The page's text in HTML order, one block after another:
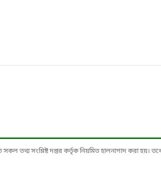
তথ্য সংশ্লিষ্ট দপ্তর কর্তৃক নিয়মিত হালনাগাদ করা হয়।